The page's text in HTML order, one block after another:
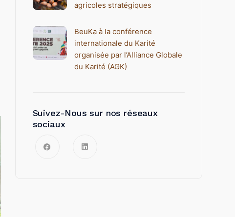
agricoles stratégiques
BeuKa à la conférence
internationale du Karité
organisée par l’Alliance Globale
du Karité (AGK)
Suivez-Nous sur nos réseaux
sociaux